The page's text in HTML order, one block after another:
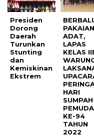
Presiden
Dorong
Daerah
Turunkan
Stunting
dan
Kemiskinan
Ekstrem
PAKAIAN
ADAT,
LAPAS
KELAS
HARI
SUMPAH
PEMUDA
KE-94
TAHUN
2022